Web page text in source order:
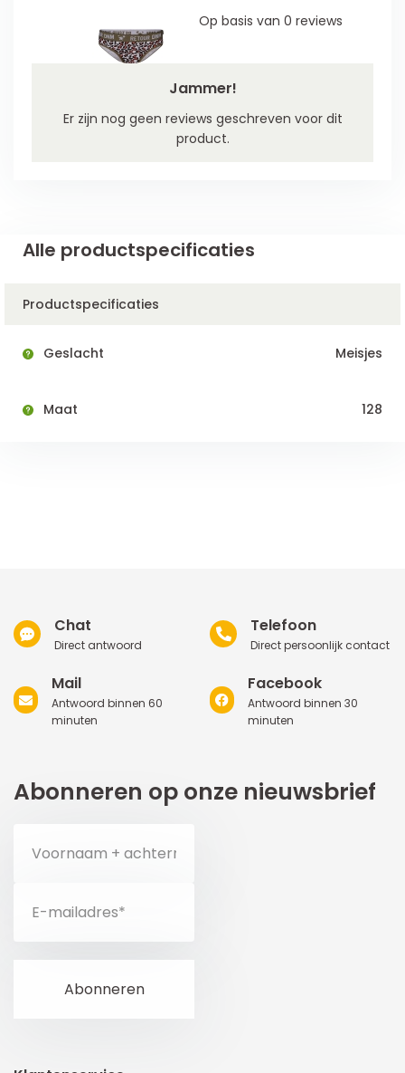
Jammer!
Er zijn nog geen reviews geschreven voor dit
product.
Op basis van 0 reviews
Alle productspecificaties
Productspecificaties
Geslacht Meisjes
Maat 128
Chat
Direct antwoord
Telefoon
Direct persoonlijk contact
Mail
Antwoord binnen 60
minuten
Facebook
Antwoord binnen 30
minuten
Abonneren op onze nieuwsbrief